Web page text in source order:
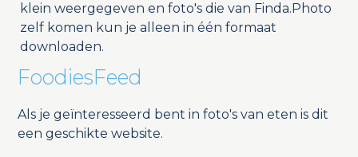
klein weergegeven en foto's die van Finda.Photo
zelf komen kun je alleen in één formaat
downloaden.
FoodiesFeed
Als je geïnteresseerd bent in foto's van eten is dit
een geschikte website.